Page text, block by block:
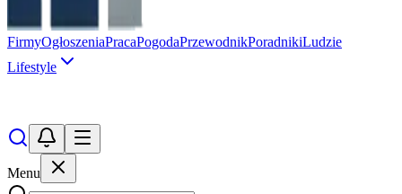
FirmyOgłoszeniaPracaPogodaPrzewodnikPoradnikiLudzie
Lifestyle
Menu